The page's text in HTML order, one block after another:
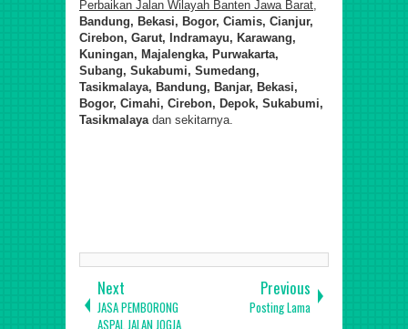
Perbaikan Jalan Wilayah Banten Jawa Barat,
Bandung, Bekasi, Bogor, Ciamis, Cianjur,
Cirebon, Garut, Indramayu, Karawang,
Kuningan, Majalengka, Purwakarta,
Subang, Sukabumi, Sumedang,
Tasikmalaya, Bandung, Banjar, Bekasi,
Bogor, Cimahi, Cirebon, Depok, Sukabumi,
Tasikmalaya dan sekitarnya.
Next
JASA PEMBORONG
ASPAL JALAN JOGJA
Previous
Posting Lama